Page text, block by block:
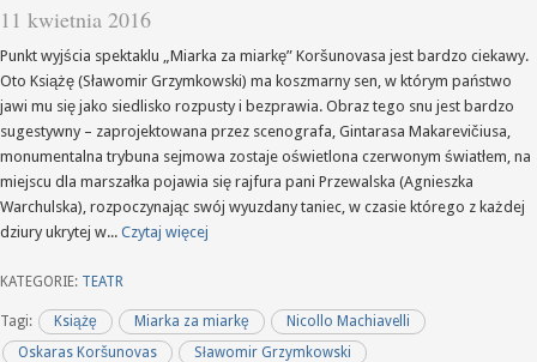
11 kwietnia 2016
Punkt wyjścia spektaklu „Miarka za miarkę” Koršunovasa jest bardzo ciekawy.
Oto Książę (Sławomir Grzymkowski) ma koszmarny sen, w którym państwo
jawi mu się jako siedlisko rozpusty i bezprawia. Obraz tego snu jest bardzo
sugestywny – zaprojektowana przez scenografa, Gintarasa Makarevičiusa,
monumentalna trybuna sejmowa zostaje oświetlona czerwonym światłem, na
miejscu dla marszałka pojawia się rajfura pani Przewalska (Agnieszka
Warchulska), rozpoczynając swój wyuzdany taniec, w czasie którego z każdej
dziury ukrytej w... Czytaj więcej
KATEGORIE: TEATR
Tagi: Książę Miarka za miarkę
Nicollo Machiavelli
Oskaras Koršunovas
Sławomir Grzymkowski